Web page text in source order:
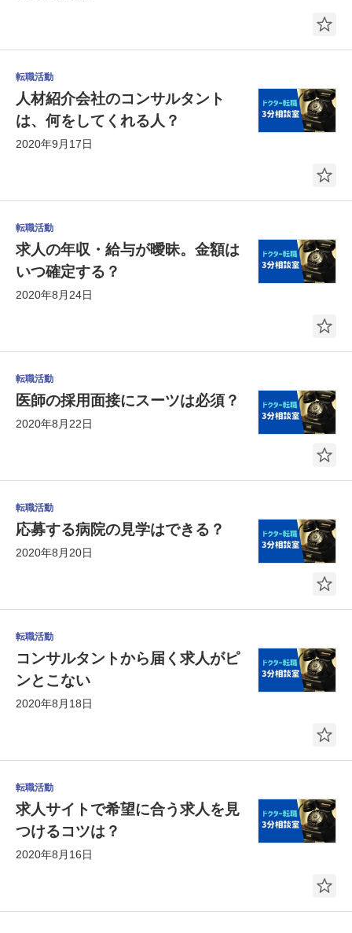
転職活動
人材紹介会社のコンサルタント
は、何をしてくれる人？
2020年9月17日
転職活動
求人の年収・給与が曖昧。金額は
いつ確定する？
2020年8月24日
転職活動
医師の採用面接にスーツは必須？
2020年8月22日
転職活動
応募する病院の見学はできる？
2020年8月20日
転職活動
コンサルタントから届く求人がピ
ンとこない
2020年8月18日
転職活動
求人サイトで希望に合う求人を見
つけるコツは？
2020年8月16日